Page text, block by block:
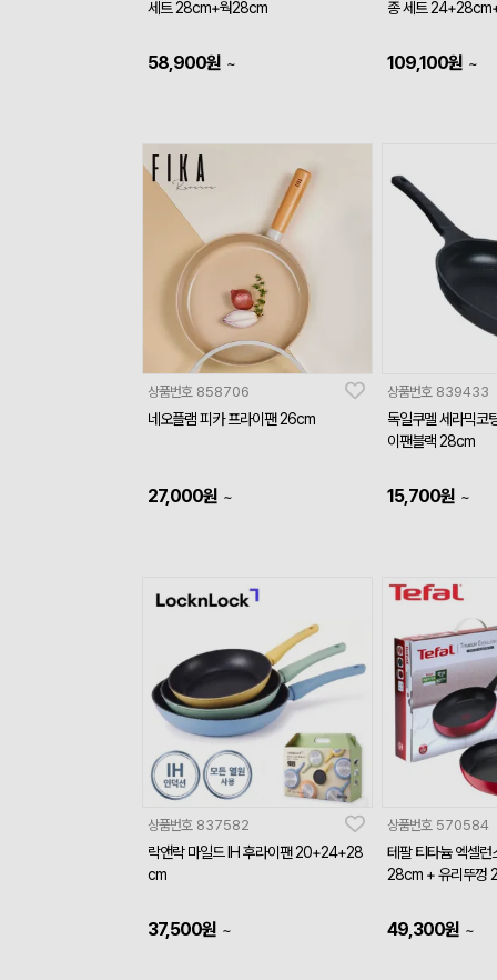
세트 28cm+웍28cm
58,900원 ~
종 세트
109,100원 ~
상품번호 858706
네오플램 피카 프라이팬 26cm
27,000원 ~
상품번호 839433
독일쿠멜 세라믹코
이팬블랙 28cm
15,700원 ~
상품번호 837582
락앤락 마일드 IH 후라이팬 20+24+28
cm
37,500원 ~
상품번호 570584
테팔 티타늄 엑셀런
28cm + 유리뚜껑
49,300원 ~